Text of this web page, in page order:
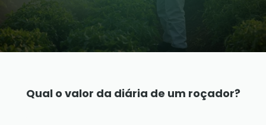
Qual o valor da diária de um roçador?